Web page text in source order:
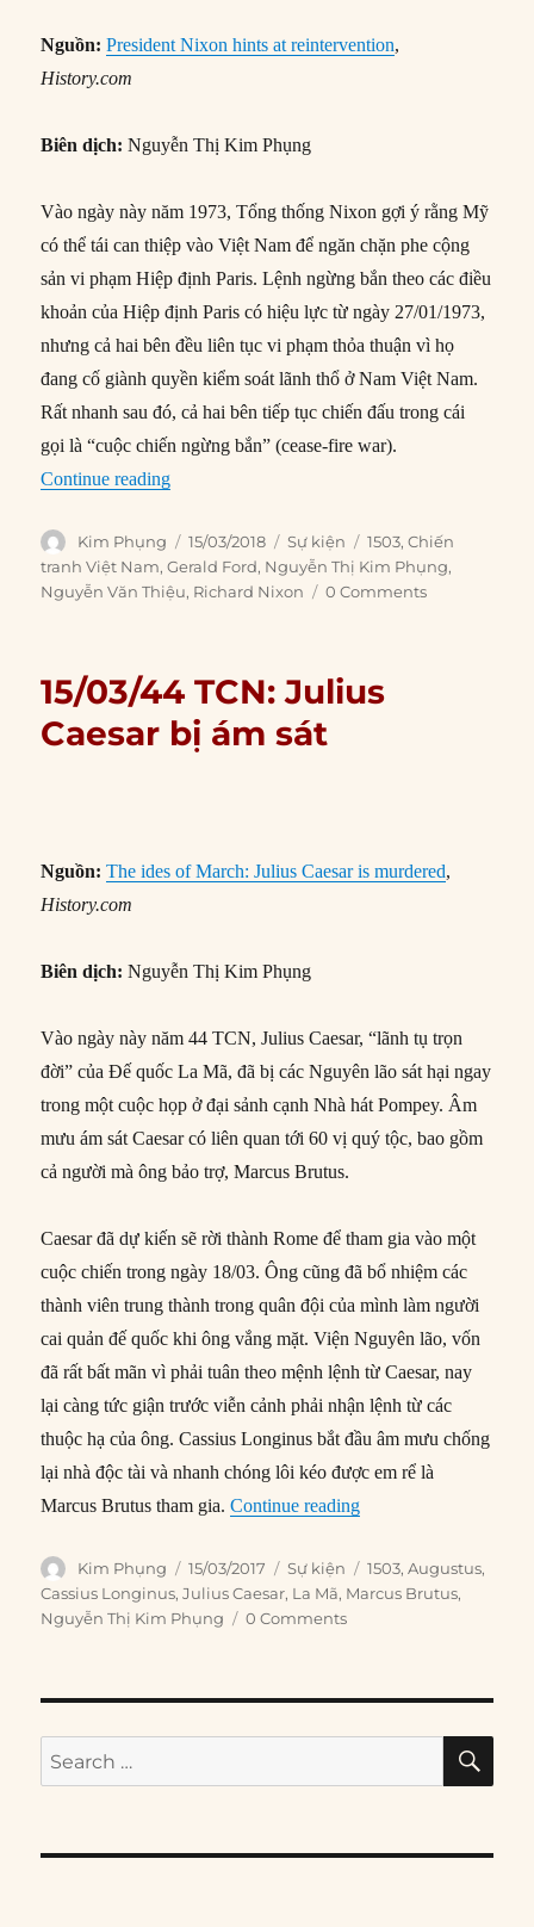
Nguồn: President Nixon hints at reintervention,
History.com
Biên dịch: Nguyễn Thị Kim Phụng
Vào ngày này năm 1973, Tổng thống Nixon gợi ý rằng Mỹ
có thể tái can thiệp vào Việt Nam để ngăn chặn phe cộng
sản vi phạm Hiệp định Paris. Lệnh ngừng bắn theo các điều
khoản của Hiệp định Paris có hiệu lực từ ngày 27/01/1973,
nhưng cả hai bên đều liên tục vi phạm thỏa thuận vì họ
đang cố giành quyền kiểm soát lãnh thổ ở Nam Việt Nam.
Rất nhanh sau đó, cả hai bên tiếp tục chiến đấu trong cái
gọi là “cuộc chiến ngừng bắn” (cease-fire war).
Continue reading“15/3/1973: Nixon gợi ý về việc tái can thiệp
Author
Kim Phụng
Posted
on
15/03/2018 Categories
Sự kiện Tags
1503,Chiến
tranh Việt Nam,Gerald Ford, Nguyễn Thị Kim Phụng,
Nguyễn Văn Thiệu, Richard Nixon 0 Comments
15/03/44 TCN: Julius
Caesar bị ám sát
Nguồn: The ides of March: Julius Caesar is murdered,
History.com
Biên dịch: Nguyễn Thị Kim Phụng
Vào ngày này năm 44 TCN, Julius Caesar, “lãnh tụ trọn
đời” của Đế quốc La Mã, đã bị các Nguyên lão sát hại ngay
trong một cuộc họp ở đại sảnh cạnh Nhà hát Pompey. Âm
mưu ám sát Caesar có liên quan tới 60 vị quý tộc, bao gồm
cả người mà ông bảo trợ, Marcus Brutus.
Caesar đã dự kiến sẽ rời thành Rome để tham gia vào một
cuộc chiến trong ngày 18/03. Ông cũng đã bổ nhiệm các
thành viên trung thành trong quân đội của mình làm người
cai quản đế quốc khi ông vắng mặt. Viện Nguyên lão, vốn
đã rất bất mãn vì phải tuân theo mệnh lệnh từ Caesar, nay
lại càng tức giận trước viễn cảnh phải nhận lệnh từ các
thuộc hạ của ông. Cassius Longinus bắt đầu âm mưu chống
lại nhà độc tài và nhanh chóng lôi kéo được em rể là
Marcus Brutus tham gia.Continue reading“15/03/44 TCN: Julius
Author
Kim Phụng
Posted
on
15/03/2017 Categories
Sự kiện Tags
1503,Augustus,
Cassius Longinus,Julius Caesar, La Mã, Marcus Brutus,
Nguyễn Thị Kim Phụng
0 Comments
Search
for: